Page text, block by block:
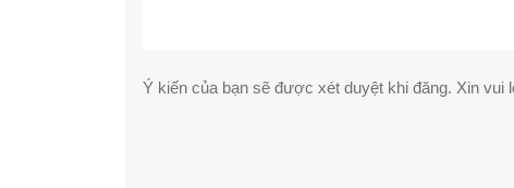
Ý kiến của bạn sẽ được xét duyệt khi đăng. Xin vui